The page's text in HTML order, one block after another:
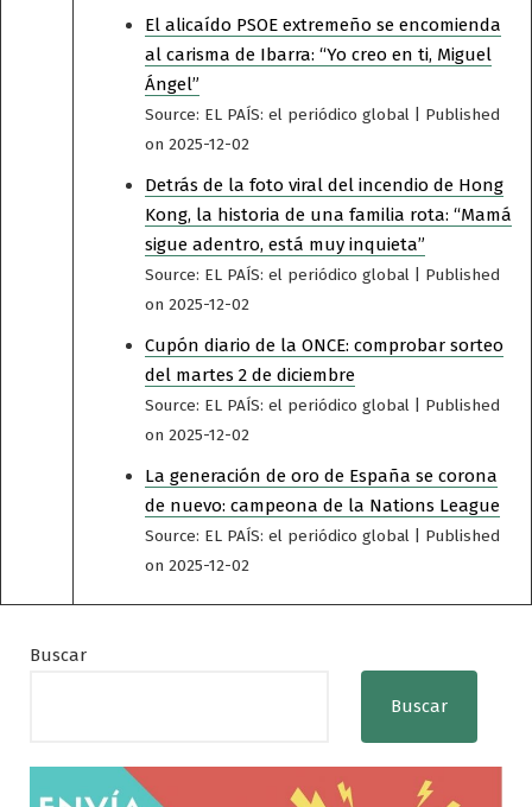
El alicaído PSOE extremeño se encomienda
al carisma de Ibarra: “Yo creo en ti, Miguel
Ángel”
Source: EL PAÍS: el periódico global
Published
on 2025-12-02
Detrás de la foto viral del incendio de Hong
Kong, la historia de una familia rota: “Mamá
sigue adentro, está muy inquieta”
Source: EL PAÍS: el periódico global
Published
on 2025-12-02
Cupón diario de la ONCE: comprobar sorteo
del martes 2 de diciembre
Source: EL PAÍS: el periódico global
Published
on 2025-12-02
La generación de oro de España se corona
de nuevo: campeona de la Nations League
Source: EL PAÍS: el periódico global
Published
on 2025-12-02
Buscar
Buscar